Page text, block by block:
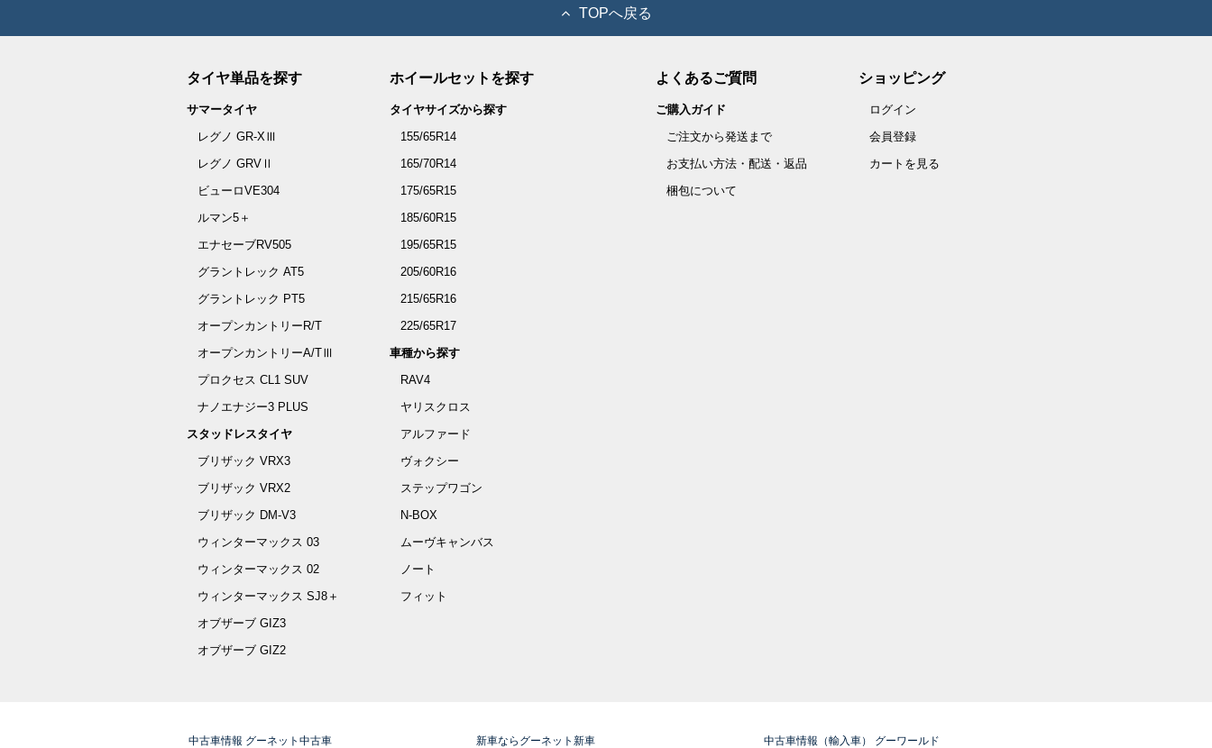
TOPへ戻る
タイヤ単品を探す
サマータイヤ
レグノ GR-XⅢ
レグノ GRVⅡ
ビューロVE304
ルマン5＋
エナセーブRV505
グラントレック AT5
グラントレック PT5
オープンカントリーR/T
オープンカントリーA/TⅢ
プロクセス CL1 SUV
ナノエナジー3 PLUS
スタッドレスタイヤ
ブリザック VRX3
ブリザック VRX2
ブリザック DM-V3
ウィンターマックス 03
ウィンターマックス 02
ウィンターマックス SJ8＋
オブザーブ GIZ3
オブザーブ GIZ2
ホイールセットを探す
タイヤサイズから探す
155/65R14
165/70R14
175/65R15
185/60R15
195/65R15
205/60R16
215/65R16
225/65R17
車種から探す
RAV4
ヤリスクロス
アルファード
ヴォクシー
ステップワゴン
N-BOX
ムーヴキャンバス
ノート
フィット
よくあるご質問
ご購入ガイド
ご注文から発送まで
お支払い方法・配送・返品
梱包について
ショッピング
ログイン
会員登録
カートを見る
中古車情報 グーネット中古車 新車ならグーネット新車 中古車情報（輸入車） グーワールド